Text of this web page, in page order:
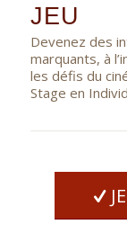
JEU
Devenez des
marquants, à
les défis du
Stage en